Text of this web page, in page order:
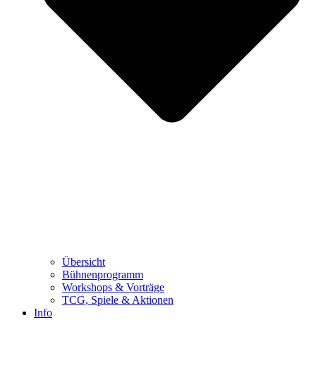
Übersicht
Bühnenprogramm
Workshops & Vorträge
TCG, Spiele & Aktionen
Info